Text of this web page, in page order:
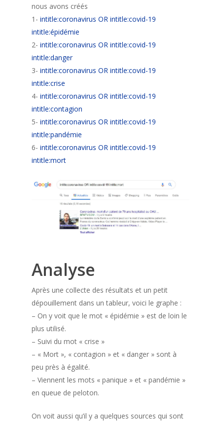
nous avons créés
1- intitle:coronavirus OR intitle:covid-19
intitle:épidémie
2- intitle:coronavirus OR intitle:covid-19
intitle:danger
3- intitle:coronavirus OR intitle:covid-19
intitle:crise
4- intitle:coronavirus OR intitle:covid-19
intitle:contagion
5- intitle:coronavirus OR intitle:covid-19
intitle:pandémie
6- intitle:coronavirus OR intitle:covid-19
intitle:mort
Analyse
Après une collecte des résultats et un petit
dépouillement dans un tableur, voici le graphe :
– On y voit que le mot « épidémie » est de loin le
plus utilisé.
– Suivi du mot « crise »
– « Mort », « contagion » et « danger » sont à
peu près à égalité.
– Viennent les mots « panique » et « pandémie »
en queue de peloton.
On voit aussi qu’il y a quelques sources qui sont